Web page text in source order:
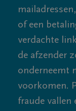
of een
verdachte
de afzender
onderneemt
voorkomen.
fraude